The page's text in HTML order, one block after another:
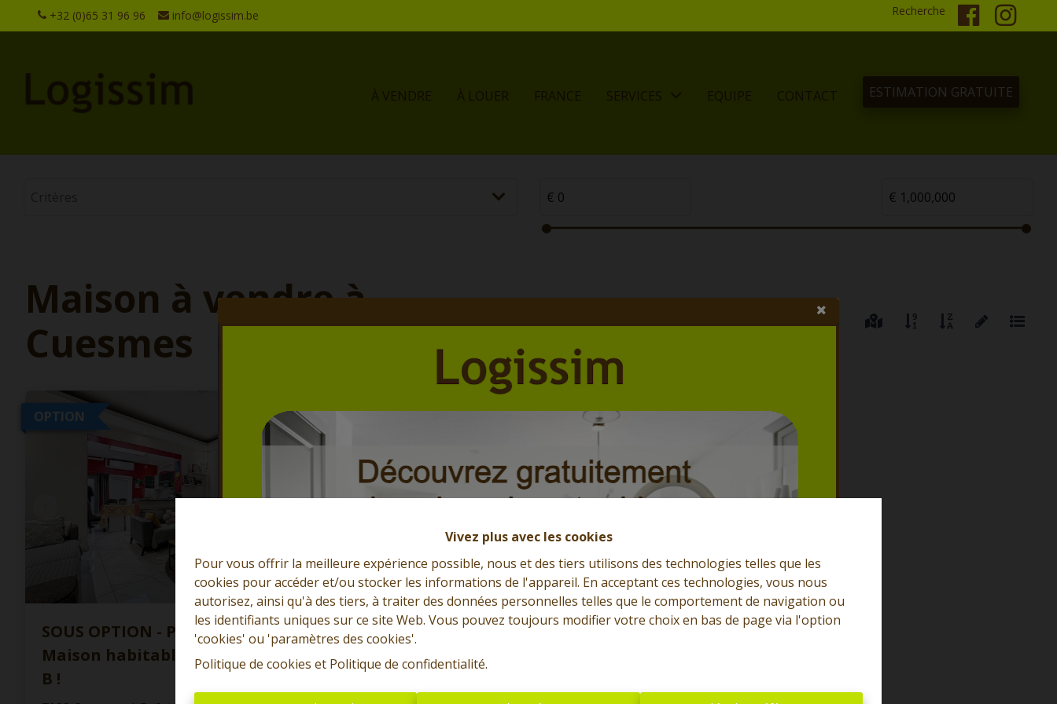
Vivez plus avec les cookies
Pour vous offrir la meilleure expérience possible, nous et des tiers utilisons des technologies telles que les
cookies pour accéder et/ou stocker les informations de l'appareil. En acceptant ces technologies, vous nous
autorisez, ainsi qu'à des tiers, à traiter des données personnelles telles que le comportement de navigation ou
les identifiants uniques sur ce site Web. Vous pouvez toujours modifier votre choix en bas de page via l'option
'cookies' ou 'paramètres des cookies'.
Politique de cookies et Politique de confidentialité.
+32 (0)65 31 96 96 info@logissim.be Recherche
À VENDRE À LOUER FRANCE SERVICES EQUIPE CONTACT ESTIMATION GRATUITE
Maison à vendre à
Cuesmes
OPTION
SOUS OPTION - PLUS DE VISITE -
Maison habitable rapidement. PEB
B !
Grande maison habitable
rapidement + garage et jardin